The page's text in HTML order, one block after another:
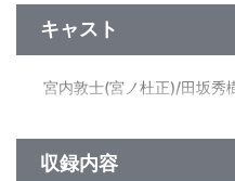
キャスト
宮内敦士(宮ノ杜正)/田坂秀
収録内容